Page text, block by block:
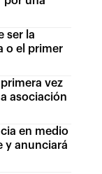
ser la
o el primer
vez
asociación
en medio
y anunciará